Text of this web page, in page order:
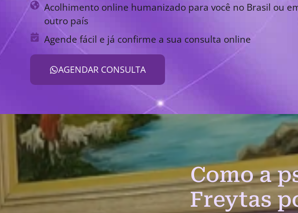
Acolhimento online humanizado para você no Brasil ou
outro país
Agende fácil e já confirme a sua consulta online
AGENDAR CONSULTA
Como a
Freytas